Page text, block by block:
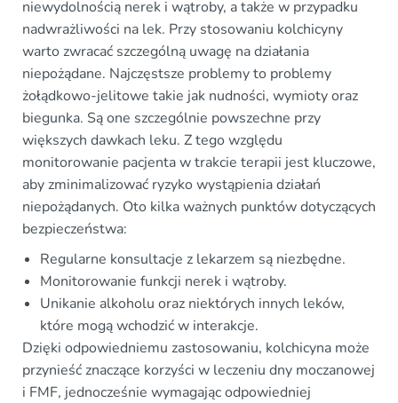
niewydolnością nerek i wątroby, a także w przypadku
nadwrażliwości na lek. Przy stosowaniu kolchicyny
warto zwracać szczególną uwagę na działania
niepożądane. Najczęstsze problemy to problemy
żołądkowo-jelitowe takie jak nudności, wymioty oraz
biegunka. Są one szczególnie powszechne przy
większych dawkach leku. Z tego względu
monitorowanie pacjenta w trakcie terapii jest kluczowe,
aby zminimalizować ryzyko wystąpienia działań
niepożądanych. Oto kilka ważnych punktów dotyczących
bezpieczeństwa:
Regularne konsultacje z lekarzem są niezbędne.
Monitorowanie funkcji nerek i wątroby.
Unikanie alkoholu oraz niektórych innych leków,
które mogą wchodzić w interakcje.
Dzięki odpowiedniemu zastosowaniu, kolchicyna może
przynieść znaczące korzyści w leczeniu dny moczanowej
i FMF, jednocześnie wymagając odpowiedniej